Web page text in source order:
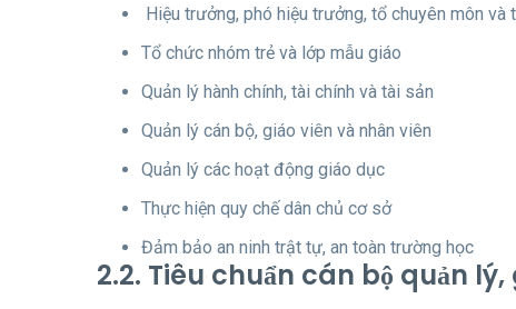
Hiệu trưởng, phó hiệu trưởng, tổ chuyên môn và
Tổ chức nhóm trẻ và lớp mẫu giáo
Quản lý hành chính, tài chính và tài sản
Quản lý cán bộ, giáo viên và nhân viên
Quản lý các hoạt động giáo dục
Thực hiện quy chế dân chủ cơ sở
Đảm bảo an ninh trật tự, an toàn trường học
2.2. Tiêu chuẩn cán bộ quản